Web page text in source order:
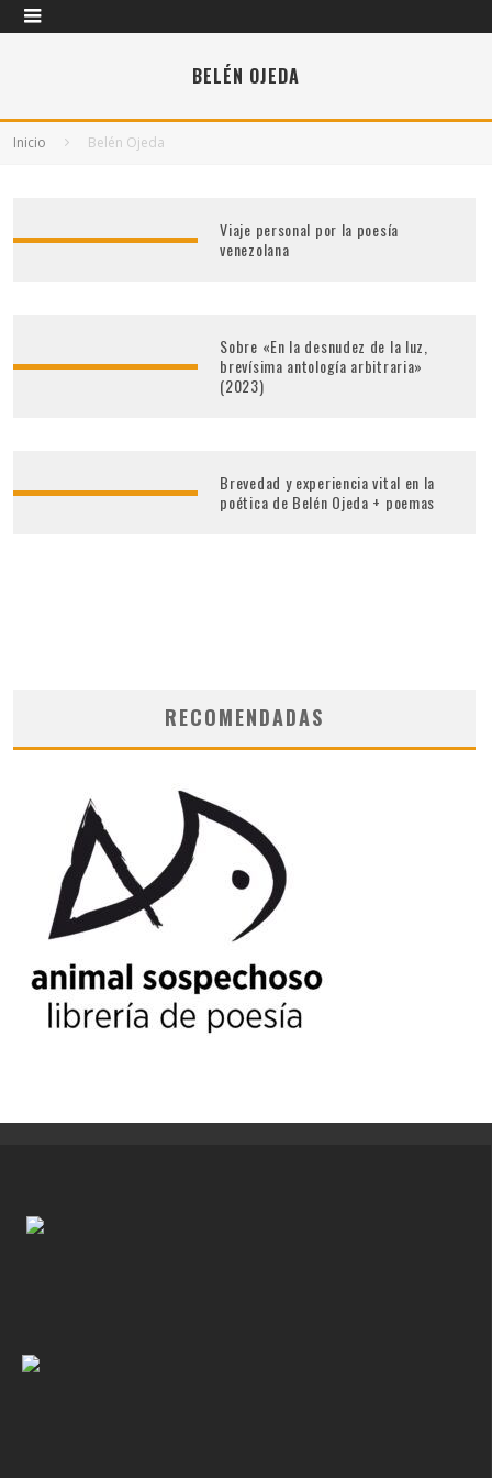
BELÉN OJEDA
Inicio Belén Ojeda
Viaje personal por la poesía
venezolana
Sobre «En la desnudez de la luz,
brevísima antología arbitraria»
(2023)
Brevedad y experiencia vital en la
poética de Belén Ojeda + poemas
RECOMENDADAS